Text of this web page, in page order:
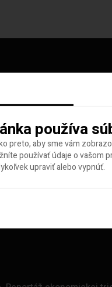
tohto
používa
preto, aby sme vám
používať údaje o vašom
upraviť alebo vypnúť.